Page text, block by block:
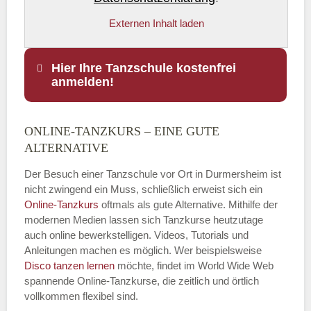
Externen Inhalt laden
Hier Ihre Tanzschule kostenfrei
anmelden!
Name
E-Mail*
Name der Tanzschule
ONLINE-TANZKURS – EINE GUTE
ALTERNATIVE
Der Besuch einer Tanzschule vor Ort in Durmersheim ist
nicht zwingend ein Muss, schließlich erweist sich ein
Online-Tanzkurs oftmals als gute Alternative. Mithilfe der
modernen Medien lassen sich Tanzkurse heutzutage
auch online bewerkstelligen. Videos, Tutorials und
Anleitungen machen es möglich. Wer beispielsweise
Disco tanzen lernen möchte, findet im World Wide Web
spannende Online-Tanzkurse, die zeitlich und örtlich
vollkommen flexibel sind.